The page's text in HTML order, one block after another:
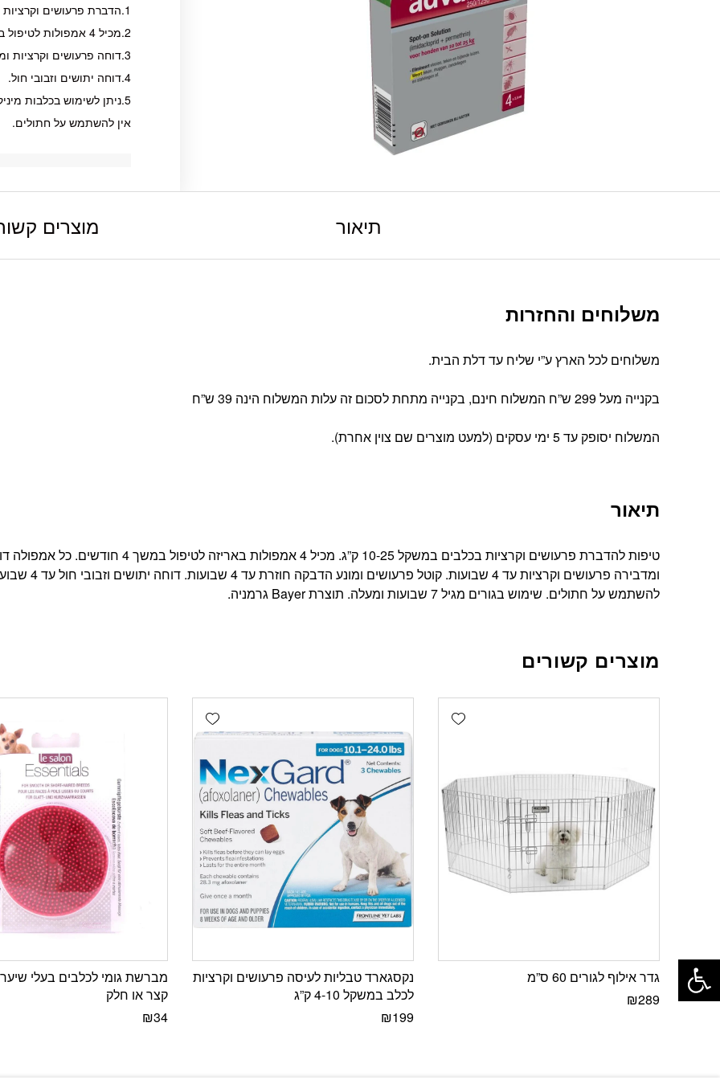
1.הדברת פרעושים וקרציות בכלבים במשקל של 10-25 ק”ג.
2.מכיל 4 אמפולות לטיפול במשך ארבעה חודשים.
3.דוחה פרעושים וקרציות ומונע הדבקה חוזרת עד 4 שבועות.
4.דוחה יתושים וזבובי חול.
5.ניתן לשימוש בכלבות מיניקות ובגורים מגיל 7 שבועות.
אין להשתמש על חתולים.
תיאור מוצרים
משלוחים והחזרות
משלוחים לכל הארץ ע”י שליח עד דלת הבית.
בקנייה מעל 299 ש”ח המשלוח חינם, בקנייה מתחת לסכום זה עלות המשלוח הינה 39 ש”ח
המשלוח יסופק עד 5 ימי עסקים (למעט מוצרים שם צוין אחרת).
תיאור
טיפות להדברת פרעושים וקרציות בכלבים במשקל 10-25 ק”ג. מכיל 4 אמפולות באריזה לטיפול במשך 4
ומדבירה פרעושים וקרציות עד 4 שבועות. קוטל
להשתמש על חתולים. שימוש בגורים מגיל 7 שבועות ומעלה. תוצרת Bayer גרמניה.
מוצרים קשורים
Add wishlist
גדר אילוף לגורים 60 ס”מ
₪289
Add wishlist
נקסגארד טבליות לעיסה פרעושים וקרציות
לכלב במשקל 4-10 ק”ג
₪199
מברשת גומי לכלבים בעלי
קצר או חלק
₪34
פתח סרגל נגישות